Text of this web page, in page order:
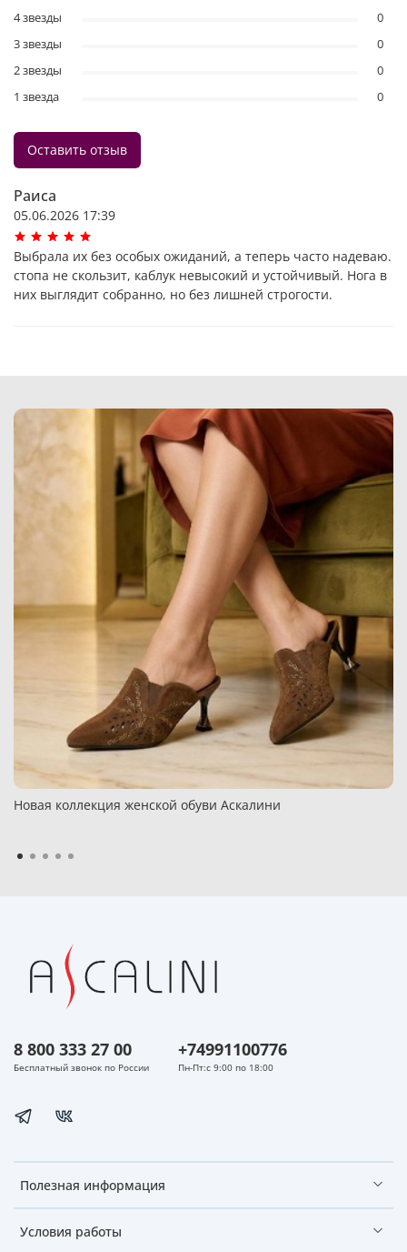
Раиса
05.06.2026 17:39
Выбрала их без особых ожиданий, а теперь часто надеваю.
стопа не скользит, каблук невысокий и устойчивый. Нога в
них выглядит собранно, но без лишней строгости.
4 звезды
0
3 звезды
0
2 звезды
0
1 звезда
0
Оставить отзыв
Новая коллекция женской обуви Аскалини
Полезная информация
Условия работы
8 800 333 27 00
Бесплатный звонок по России
+74991100776
Пн-Пт:с 9:00 по 18:00